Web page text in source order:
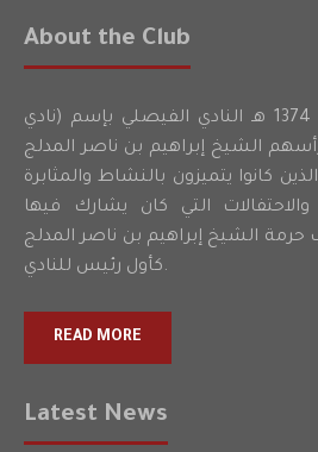
About the Club
أسس شباب حرمه عام 1374 هـ النادي الفيصلي بإسم (نادي
الشيخ إبراهيم بن ناصر المدلج
كانوا يتميزون بالنشاط والمثابرة
التي كان يشارك فيها
الشيخ إبراهيم بن ناصر المدلج
كأول رئيس للنادي.
READ MORE
Latest News